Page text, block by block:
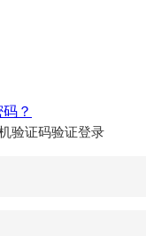
？
验证码验证登录